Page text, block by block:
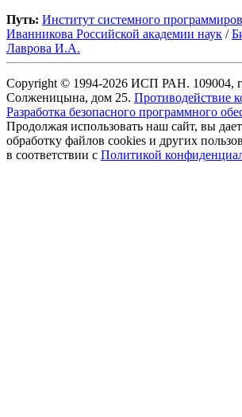
Путь: Институт системного
Иванникова Роcсийской академии наук /
Лаврова И.А.
Copyright © 1994-2026 ИСП РАН. 109004,
Солженицына, дом 25. Противодействие
Разработка безопасного программного
Продолжая использовать наш сайт, вы
обработку файлов cookies и других
в соответствии с Политикой